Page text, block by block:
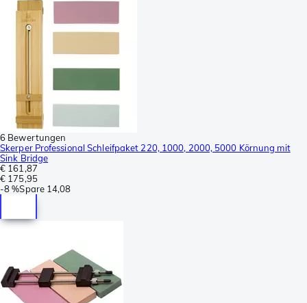
6 Bewertungen
Skerper Professional Schleifpaket 220, 1000, 2000, 5000 Körnung mit
Sink Bridge
€ 161,87
€ 175,95
-8 %Spare 14,08